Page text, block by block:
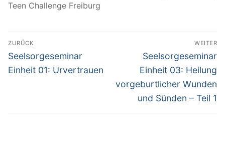
Teen Challenge Freiburg
Beitragsnavigation
ZURÜCK
Vorheriger
Beitrag:
Seelsorgeseminar
Einheit 01: Urvertrauen
WEITER
Nächster
Beitrag:
Seelsorgeseminar
Einheit 03: Heilung
vorgeburtlicher Wunden
und Sünden – Teil 1